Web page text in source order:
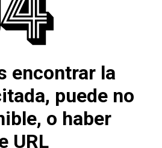
encontrar la
puede no
o haber
URL